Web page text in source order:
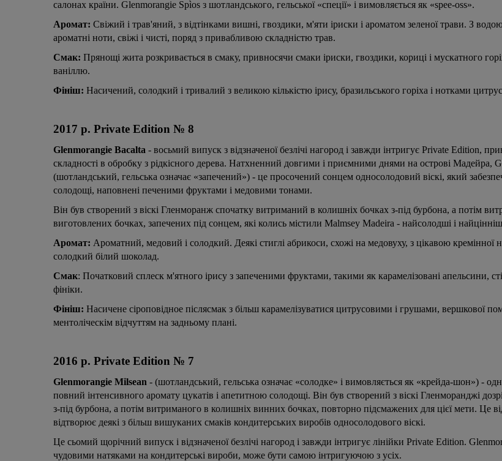
салонах країни. Glenmorangie Spìos з шотландського, гельської «спеції» і вимовляється як «spee-oss».
Аромат: Свіжий і трав'яний, з відтінками вишні, гвоздики, м'яти іриски і ароматом зеленої трави. З
ароматні ноти, свіжі і чисті, поряд з привабливою складністю трав.
Смак: Прянощі жита розкривається в смаку, привносячи смаки іриски, гвоздики, кориці і мускатного
ваніллю.
Фініш: Насичений, солодкий і тривалий з великою кількістю ірису, бразильського горіха і нотками
2017 р. Private Edition № 8
Glenmorangie Bacalta - восьмий випуск з відзначеної безлічі нагород і завжди інтригує Private Edition,
складності в обробку з рідкісного дерева. Натхненний довгими і приємними днями на острові Мадейра,
(шотландський, гельська означає «запечений») - це просочений сонцем односолодовий віскі, який
солодощі, наповнені печеними фруктами і медовими тонами.
Він був створений з віскі Гленморанж спочатку витриманий в колишніх бочках з-під бурбона, а потім
виготовлених бочках, запечених під сонцем, які колись містили Malmsey Madeira - найсолодші і
Аромат: Ароматний, медовий і солодкий. Деякі стиглі абрикоси, схожі на медовуху, з цікавою кремінної
солодкий білий шоколад.
Смак: Початковий сплеск м'ятного ірису з запеченими фруктами, такими як карамелізовані апельсини,
фініки.
Фініш: Насичене сіроповідное післясмак з більш карамелізуватися цитрусовими і грушами, вершкової
ментоліческім відчуттям на задньому плані.
2016 р. Private Edition № 7
Glenmorangie Milsean - (шотландський, гельська означає «солодке» і вимовляється як «крейда-шон») -
повний інтенсивного аромату цукатів і апетитною солодощі. Він був створений з віскі Гленморанджі
з-під бурбона, а потім витриманого в колишніх винних бочках, повторно підсмажених для цієї мети. Це
відтворює деякі з більш вишуканих смаків кондитерських виробів односолодового віскі.
Це сьомий щорічний випуск і відзначеної безлічі нагород і завжди інтригує лінійки Private Edition.
чудовими натяками на кондитерські вироби, може бути самою інтригуючою з усіх.